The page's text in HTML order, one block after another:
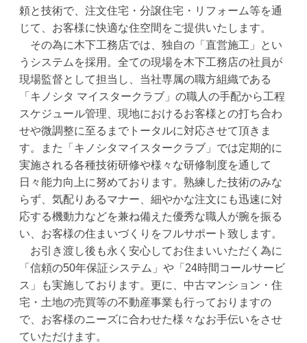
頼と技術で、注文住宅・分譲住宅・リフォーム等を通
じて、お客様に快適な住空間をご提供いたします。
その為に木下工務店では、独自の「直営施工」とい
うシステムを採用。全ての現場を木下工務店の社員が
現場監督として担当し、当社専属の職方組織である
「キノシタ マイスタークラブ」の職人の手配から工程
スケジュール管理、現地におけるお客様との打ち合わ
せや微調整に至るまでトータルに対応させて頂きま
す。また「キノシタマイスタークラブ」では定期的に
実施される各種技術研修や様々な研修制度を通して
日々能力向上に努めております。熟練した技術のみな
らず、気配りあるマナー、細やかな注文にも迅速に対
応する機動力などを兼ね備えた優秀な職人が腕を振る
い、お客様の住まいづくりをフルサポート致します。
お引き渡し後も永く安心してお住まいいただく為に
「信頼の50年保証システム」や「24時間コールサービ
ス」も実施しております。更に、中古マンション・住
宅・土地の売買等の不動産事業も行っておりますの
で、お客様のニーズに合わせた様々なお手伝いをさせ
ていただけます。